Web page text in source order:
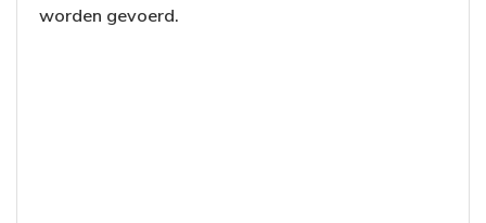
worden gevoerd.